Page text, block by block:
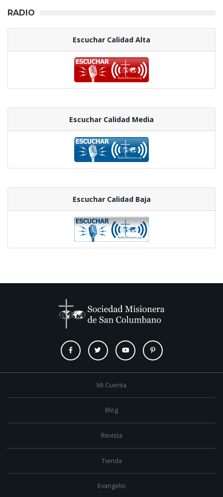
RADIO
Escuchar Calidad Alta
Escuchar Calidad Media
Escuchar Calidad Baja
Mi Cuenta
Blog
Revista
Tienda
Evangelio